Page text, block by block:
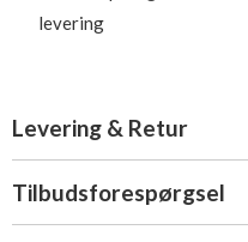
levering
Levering & Retur
Tilbudsforespørgsel